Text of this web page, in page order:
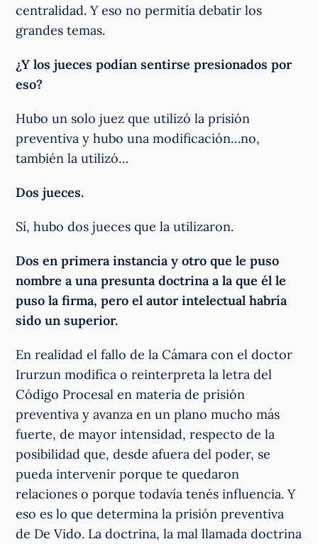
centralidad. Y eso no permitía debatir los
grandes temas.
¿Y los jueces podían sentirse presionados por
eso?
Hubo un solo juez que utilizó la prisión
preventiva y hubo una modificación…no,
también la utilizó…
Dos jueces.
Sí, hubo dos jueces que la utilizaron.
Dos en primera instancia y otro que le puso
nombre a una presunta doctrina a la que él le
puso la firma, pero el autor intelectual habría
sido un superior.
En realidad el fallo de la Cámara con el doctor
Irurzun modifica o reinterpreta la letra del
Código Procesal en materia de prisión
preventiva y avanza en un plano mucho más
fuerte, de mayor intensidad, respecto de la
posibilidad que, desde afuera del poder, se
pueda intervenir porque te quedaron
relaciones o porque todavía tenés influencia. Y
eso es lo que determina la prisión preventiva
de De Vido. La doctrina, la mal llamada doctrina